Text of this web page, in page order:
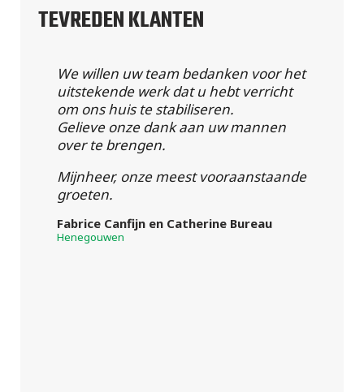
TEVREDEN KLANTEN
We willen uw team bedanken voor het
uitstekende werk dat u hebt verricht
om ons huis te stabiliseren.
Gelieve onze dank aan uw mannen
over te brengen.
Mijnheer, onze meest vooraanstaande
groeten.
Fabrice Canfijn en Catherine Bureau
Henegouwen